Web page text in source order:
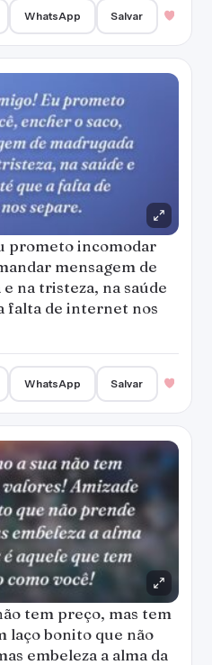
WhatsApp Salvar
prometo incomodar
mensagem de
na tristeza, na saúde
falta de internet nos
WhatsApp Salvar
tem preço, mas tem
laço bonito que não
embeleza a alma da